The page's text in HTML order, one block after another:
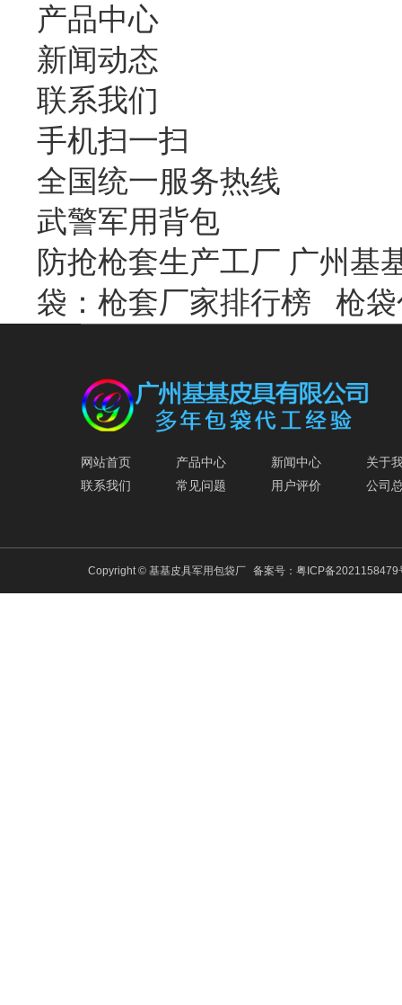
产品中心
新闻动态
联系我们
手机扫一扫
全国统一服务热线
武警军用背包
防抢枪套生产工厂 广州
袋：枪套厂家排行榜 枪
网站首页 产品中心 新闻中心
关于
联系我们
常见问题 用户评价 公司
Copyright © 基基皮具军用包袋厂 备案号： 粤ICP备2021158479